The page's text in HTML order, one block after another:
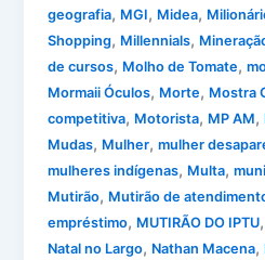
geografia, MGI, Midea,
Shopping, Millennials,
de cursos, Molho de Tomate,
Mormaii Óculos, Morte, Mostra
competitiva, Motorista, MP AM,
Mudas, Mulher,mulher
mulheres indígenas, Multa,
Mutirão, Mutirão de
empréstimo, MUTIRÃO DO IPTU
Natal no Largo, Nathan Macena,